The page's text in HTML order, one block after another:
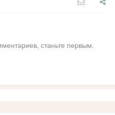
станьте первым.